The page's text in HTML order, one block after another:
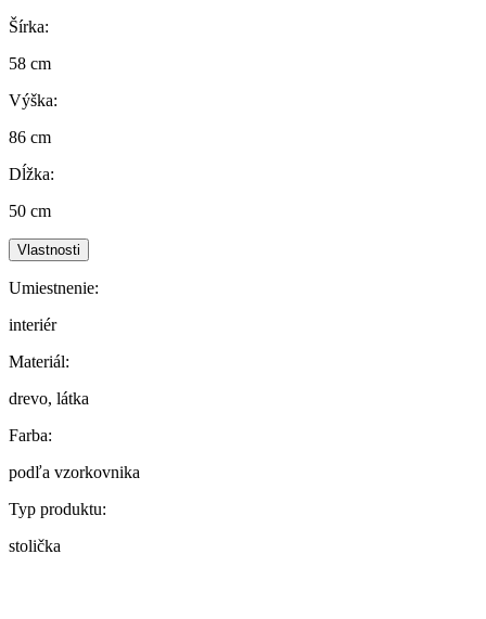
Šírka:
58 cm
Výška:
86 cm
Dĺžka:
50 cm
Vlastnosti
Umiestnenie:
interiér
Materiál:
drevo, látka
Farba:
podľa vzorkovnika
Typ produktu:
stolička